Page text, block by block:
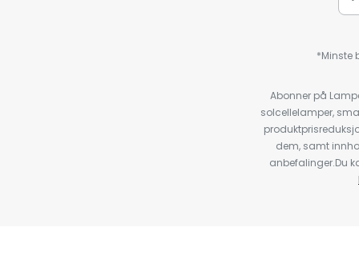
*Minste
Abonner på
solcellelamper,
dem, samt
anbefalinger.Du